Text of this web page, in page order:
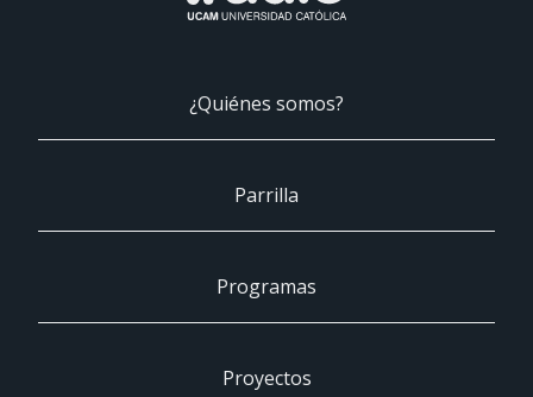
¿Quiénes somos?
Parrilla
Programas
Proyectos